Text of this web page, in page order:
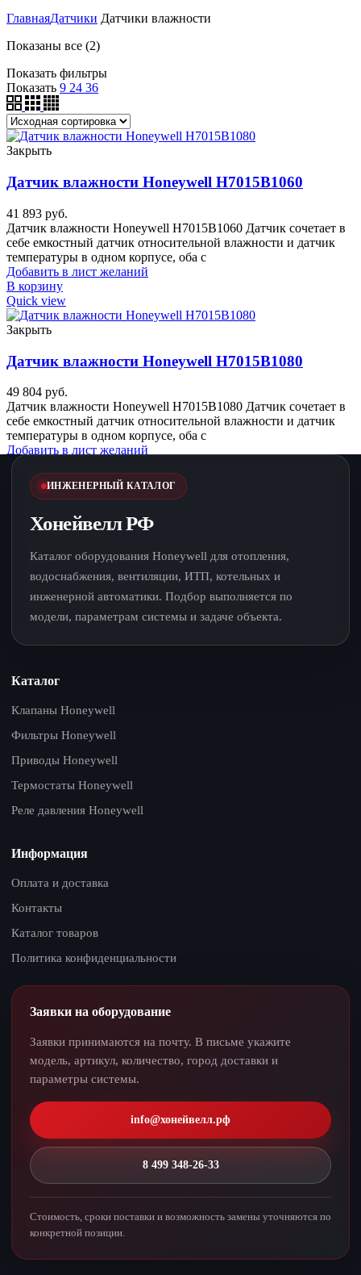
ГлавнаяДатчики Датчики влажности
Показаны все (2)
Показать фильтры
Показать 9 24 36
Закрыть
Датчик влажности Honeywell H7015B1060
41 893 руб.
Датчик влажности Honeywell H7015B1060 Датчик сочетает в
себе емкостный датчик относительной влажности и датчик
температуры в одном корпусе, оба с
Добавить в лист желаний
В корзину
Quick view
Закрыть
Датчик влажности Honeywell H7015B1080
49 804 руб.
Датчик влажности Honeywell H7015B1080 Датчик сочетает в
себе емкостный датчик относительной влажности и датчик
температуры в одном корпусе, оба с
Добавить в лист желаний
В корзину
Quick viewИНЖЕНЕРНЫЙ КАТАЛОГ
Хонейвелл РФ
Каталог оборудования Honeywell для отопления,
водоснабжения, вентиляции, ИТП, котельных и
инженерной автоматики. Подбор выполняется по
модели, параметрам системы и задаче объекта.
Каталог
Клапаны Honeywell
Фильтры Honeywell
Приводы Honeywell
Термостаты Honeywell
Реле давления Honeywell
Информация
Оплата и доставка
Контакты
Каталог товаров
Политика конфиденциальности
Заявки на оборудование
Заявки принимаются на почту. В письме укажите
модель, артикул, количество, город доставки и
параметры системы.
info@хонейвелл.рф
8 499 348-26-33
Стоимость, сроки поставки и возможность замены уточняются по
конкретной позиции.